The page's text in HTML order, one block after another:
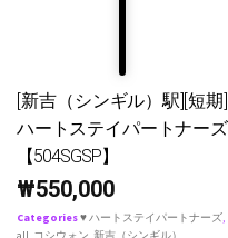
[新吉（シンギル）駅][短期]
ハートステイパートナーズ
【504SGSP】
₩550,000
Categories♥ ハートステイパートナーズ,